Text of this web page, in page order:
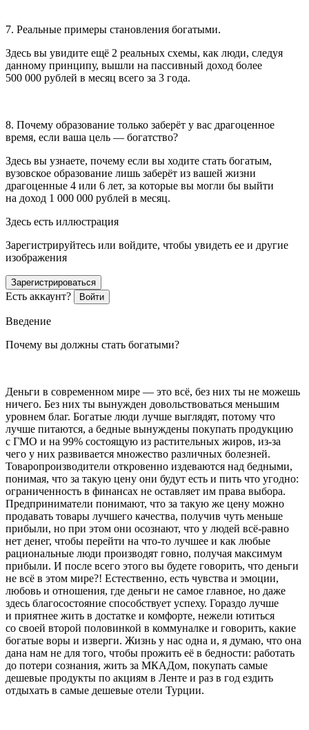
7. Реальные примеры становления богатыми.
Здесь вы увидите ещё 2 реальных схемы, как люди, следуя
данному принципу, вышли на пассивный доход более
500 000 рублей в месяц всего за 3 года.
8. Почему образование только заберёт у вас драгоценное
время, если ваша цель — богатство?
Здесь вы узнаете, почему если вы ходите стать богатым,
вузовское образование лишь заберёт из вашей жизни
драгоценные 4 или 6 лет, за которые вы могли бы выйти
на доход 1 000 000 рублей в месяц.
Здесь есть иллюстрация
Зарегистрируйтесь или войдите, чтобы увидеть ее и другие
изображения
Зарегистрироваться
Есть аккаунт? Войти
Введение
Почему вы должны стать богатыми?
Деньги в современном мире — это всё, без них ты не можешь
ничего. Без них ты вынужден довольствоваться меньшим
уровнем благ. Богатые люди лучше выглядят, потому что
лучше питаются, а бедные вынуждены покупать продукцию
с ГМО и на 99% состоящую из растительных жиров, из-за
чего у них развивается множество различных болезней.
Товаропроизводители откровенно издеваются над бедными,
понимая, что за такую цену они будут есть и пить что угодно:
ограниченность в финансах не оставляет им права выбора.
Предприниматели понимают, что за такую же цену можно
продавать товары лучшего качества, получив чуть меньше
прибыли, но при этом они осознают, что у людей всё-равно
нет денег, чтобы перейти на что-то лучшее и как любые
рациональные люди производят говно, получая максимум
прибыли. И после всего этого вы будете говорить, что деньги
не всё в этом мире?! Естественно, есть чувства и эмоции,
любовь и отношения, где деньги не самое главное, но даже
здесь благосостояние способствует успеху. Гораздо лучше
и приятнее жить в достатке и комфорте, нежели ютиться
со своей второй половинкой в коммуналке и говорить, какие
богатые воры и изверги. Жизнь у нас одна и, я думаю, что она
дана нам не для того, чтобы прожить её в бедности: работать
до потери сознания, жить за МКАДом, покупать самые
дешевые продукты по акциям в Ленте и раз в год ездить
отдыхать в самые дешевые отели Турции.